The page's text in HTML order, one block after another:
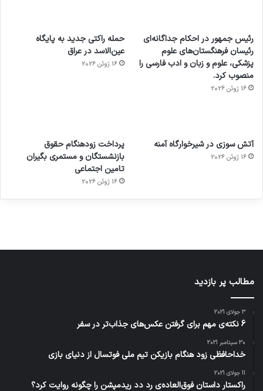
رئیس جمهور در احکام جداگانه‌ای
رئیسان فرهنگستان‌های علوم
پزشکی، علوم و زبان و ادب فارسی را
منصوب کرد.
16 ژوئن 2026
حمله راکتی جدید به پایگاه
عین‌الاسد در عراق
16 ژوئن 2026
آتش سوزی در شیرخوارگاه آمنه
16 ژوئن 2026
پرداخت زودهنگام حقوق
بازنشستگان و مستمری بگیران
تامین اجتماعی
16 ژوئن 2026
برای
کشف
توسط
مجازی
…
ساعت
هوشمند
با طعم
توسط
ژاکت
در
های
2023
توسط
مطالب پر بازدید
3 جولای 2021
6 نکته‌ی مهم برای گرفتن عکس‌های جذاب‌تر در سفر
30 سپتامبر 2021
خداحافظی زود هنگام بازیکن تیم ملی فوتسال از دنیای بازی
11 جولای 2021
راکستار داستان فوق‌العاده‌ی رد دد ریدمپشن را چگونه روایت کرد؟